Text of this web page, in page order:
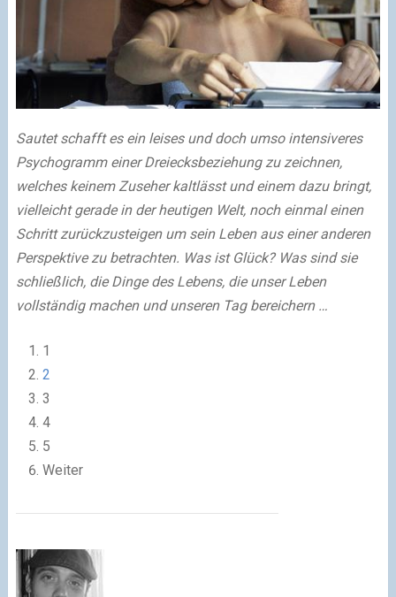
Sautet schafft es ein leises und doch umso intensiveres
Psychogramm einer Dreiecksbeziehung zu zeichnen,
welches keinem Zuseher kaltlässt und einem dazu bringt,
vielleicht gerade in der heutigen Welt, noch einmal einen
Schritt zurückzusteigen um sein Leben aus einer anderen
Perspektive zu betrachten. Was ist Glück? Was sind sie
schließlich, die Dinge des Lebens, die unser Leben
vollständig machen und unseren Tag bereichern …
1
2
3
4
5
Weiter